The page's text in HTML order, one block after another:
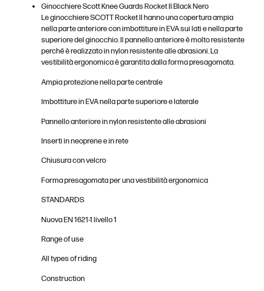
Ginocchiere Scott Knee Guards Rocket II Black Nero
Le ginocchiere SCOTT Rocket II hanno una copertura ampia
nella parte anteriore con imbottiture in EVA sui lati e nella parte
superiore del ginocchio. Il pannello anteriore è molto resistente
perché è realizzato in nylon resistente alle abrasioni. La
vestibilità ergonomica è garantita dalla forma presagomata.
Ampia protezione nella parte centrale
Imbottiture in EVA nella parte superiore e laterale
Pannello anteriore in nylon resistente alle abrasioni
Inserti in neoprene e in rete
Chiusura con velcro
Forma presagomata per una vestibilità ergonomica
STANDARDS
Nuova EN 1621-1 livello 1
Range of use
All types of riding
Construction